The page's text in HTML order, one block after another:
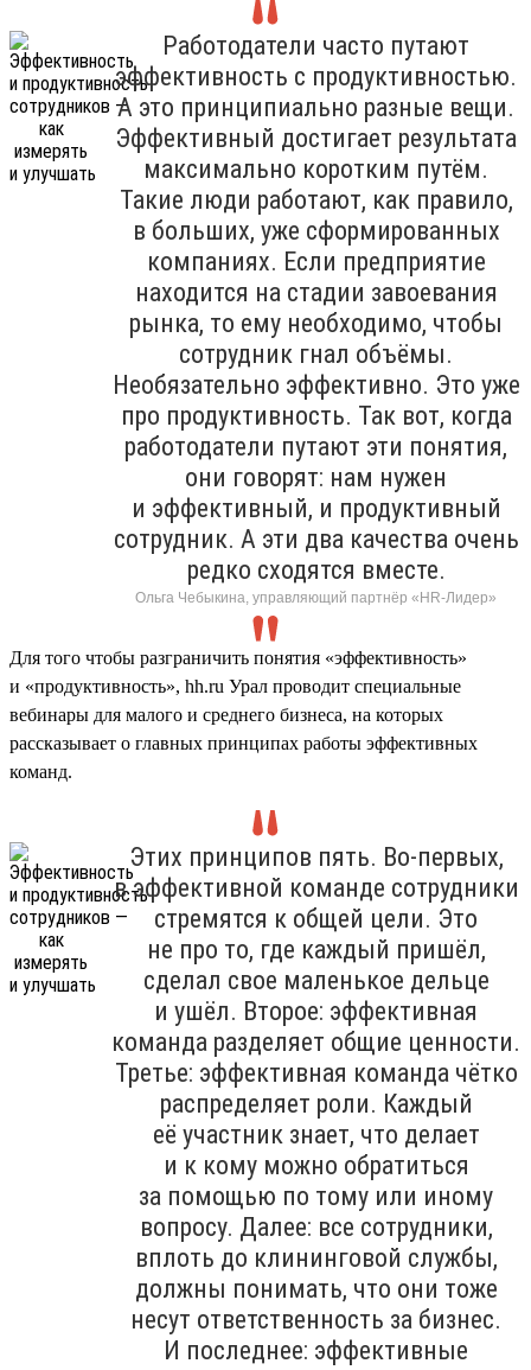
Работодатели часто путают
эффективность с продуктивностью.
А это принципиально разные вещи.
Эффективный достигает результата
максимально коротким путём.
Такие люди работают, как правило,
в больших, уже сформированных
компаниях. Если предприятие
находится на стадии завоевания
рынка, то ему необходимо, чтобы
сотрудник гнал объёмы.
Необязательно эффективно. Это уже
про продуктивность. Так вот, когда
работодатели путают эти понятия,
они говорят: нам нужен
и эффективный, и продуктивный
сотрудник. А эти два качества очень
редко сходятся вместе.
Ольга Чебыкина, управляющий партнёр «HR-Лидер»
Для того чтобы разграничить понятия «эффективность»
и «продуктивность», hh.ru Урал проводит специальные
вебинары для малого и среднего бизнеса, на которых
рассказывает о главных принципах работы эффективных
команд.
Этих принципов пять. Во-первых,
в эффективной команде сотрудники
стремятся к общей цели. Это
не про то, где каждый пришёл,
сделал свое маленькое дельце
и ушёл. Второе: эффективная
команда разделяет общие ценности.
Третье: эффективная команда чётко
распределяет роли. Каждый
её участник знает, что делает
и к кому можно обратиться
за помощью по тому или иному
вопросу. Далее: все сотрудники,
вплоть до клининговой службы,
должны понимать, что они тоже
несут ответственность за бизнес.
И последнее: эффективные